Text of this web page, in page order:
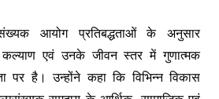
आयोग प्रतिबद्धताओं के अनुसार
एवं उनके जीवन स्तर में गुणात्मक
पर है। उन्होंने कहा कि विभिन्न विकास